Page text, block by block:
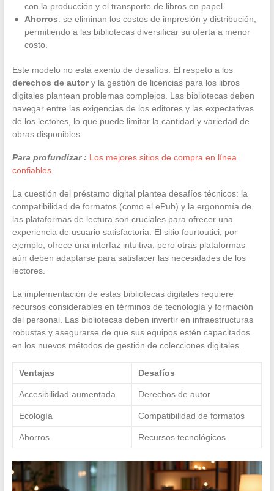
con la producción y el transporte de libros en papel.
Ahorros: se eliminan los costos de impresión y distribución,
permitiendo a las bibliotecas diversificar su oferta a menor
costo.
Este modelo no está exento de desafíos. El respeto a los
derechos de autory la gestión de licencias para los libros
digitales plantean problemas complejos. Las bibliotecas deben
navegar entre las exigencias de los editores y las expectativas
de los lectores, lo que puede limitar la cantidad y variedad de
obras disponibles.
Para profundizar : Los mejores sitios de compra en línea
confiables
La cuestión del préstamo digital plantea desafíos técnicos: la
compatibilidad de formatos (como el ePub) y la ergonomía de
las plataformas de lectura son cruciales para ofrecer una
experiencia de usuario satisfactoria. El sitio fourtoutici, por
ejemplo, ofrece una interfaz intuitiva, pero otras plataformas
aún deben adaptarse para satisfacer las necesidades de los
lectores.
La implementación de estas bibliotecas digitales requiere
recursos considerables en términos de tecnología y formación
del personal. Las bibliotecas deben invertir en infraestructuras
robustas y asegurarse de que sus equipos estén capacitados
en los nuevos métodos de gestión de colecciones digitales.
Ventajas Desafíos
Accesibilidad aumentada Derechos de autor
Ecología Compatibilidad de formatos
Ahorros Recursos tecnológicos